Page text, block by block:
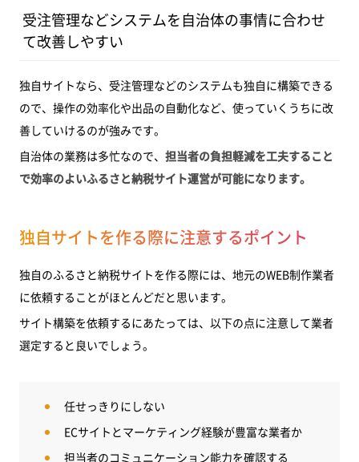
受注管理などシステムを自治体の事情に合わせ
て改善しやすい
独自サイトなら、受注管理などのシステムも独自に構築できる
ので、操作の効率化や出品の自動化など、使っていくうちに改
善していけるのが強みです。
自治体の業務は多忙なので、 担当者の負担軽減を工夫すること
で効率のよいふるさと納税サイト運営が可能になります。
独自サイトを作る際に注意するポイント
独自のふるさと納税サイトを作る際には、地元のWEB制作業者
に依頼することがほとんどだと思います。
サイト構築を依頼するにあたっては、以下の点に注意して業者
選定すると良いでしょう。
任せっきりにしない
ECサイトとマーケティング経験が豊富な業者か
担当者のコミュニケーション能力を確認する